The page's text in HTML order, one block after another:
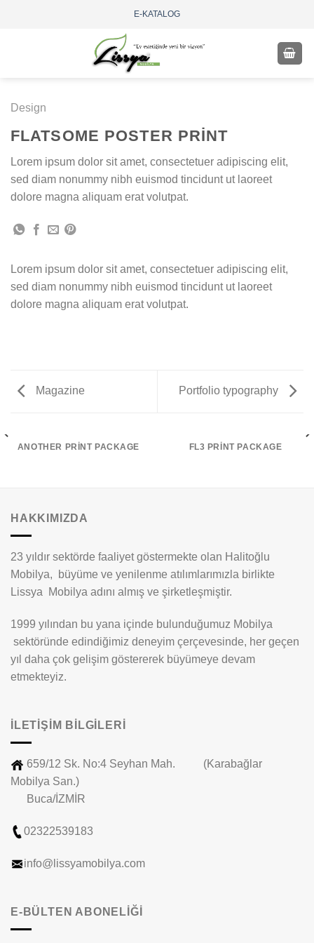
E-KATALOG
Design
FLATSOME POSTER PRINT
Lorem ipsum dolor sit amet, consectetuer adipiscing elit,
sed diam nonummy nibh euismod tincidunt ut laoreet
dolore magna aliquam erat volutpat.
Lorem ipsum dolor sit amet, consectetuer adipiscing elit,
sed diam nonummy nibh euismod tincidunt ut laoreet
dolore magna aliquam erat volutpat.
Magazine Portfolio typography
ANOTHER PRINT PACKAGE FL3 PRINT PACKAGE
HAKKIMIZDA
23 yıldır sektörde faaliyet göstermekte olan Halitoğlu
Mobilya, büyüme ve yenilenme atılımlarımızla birlikte
Lissya Mobilya adını almış ve şirketleşmiştir.
1999 yılından bu yana içinde bulunduğumuz Mobilya
sektöründe edindiğimiz deneyim çerçevesinde, her geçen
yıl daha çok gelişim göstererek büyümeye devam
etmekteyiz.
İLETIŞIM BILGILERI
659/12 Sk. No:4 Seyhan Mah. (Karabağlar
Mobilya San.)
Buca/İZMİR
02322539183
info@lissyamobilya.com
E-BÜLTEN ABONELİĞİ